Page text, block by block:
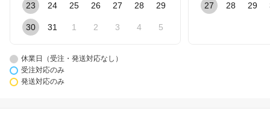
23 24 25 26 27 28 29
30 31 1 2 3 4 5
27 28 29
休業日（受注・発送対応なし）
受注対応のみ
発送対応のみ